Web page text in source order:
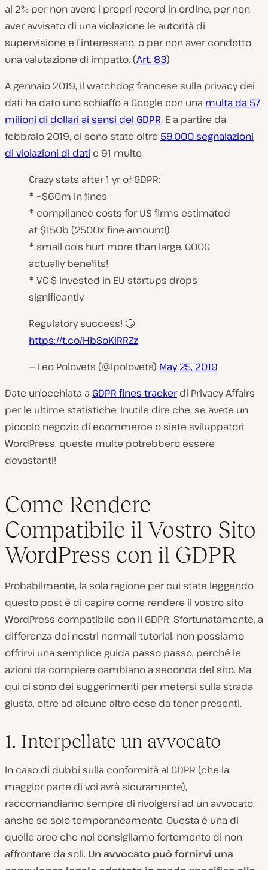
al 2% per non avere i propri record in ordine, per non
aver avvisato di una violazione le autorità di
supervisione e l’interessato, o per non aver condotto
una valutazione di impatto. (Art. 83)
A gennaio 2019, il watchdog francese sulla privacy dei
dati ha dato uno schiaffo a Google con una multa da 57
milioni di dollari ai sensi del GDPR. E a partire da
febbraio 2019, ci sono state oltre 59.000 segnalazioni
di violazioni di dati e 91 multe.
Crazy stats after 1 yr of GDPR:
* ~$60m in fines
* compliance costs for US firms estimated
at $150b (2500x fine amount!)
* small co's hurt more than large. GOOG
actually benefits!
* VC $ invested in EU startups drops
significantly
Regulatory success! 🙄
https://t.co/HbSoKlRRZz
— Leo Polovets (@lpolovets) May 25, 2019
Date un’occhiata a GDPR fines trackerdi Privacy Affairs
per le ultime statistiche. Inutile dire che, se avete un
piccolo negozio di ecommerce o siete sviluppatori
WordPress, queste multe potrebbero essere
devastanti!
Come Rendere
Compatibile il Vostro Sito
WordPress con il GDPR
Probabilmente, la sola ragione per cui state leggendo
questo post è di capire come rendere il vostro sito
WordPress compatibile con il GDPR. Sfortunatamente, a
differenza dei nostri normali tutorial, non possiamo
offrirvi una semplice guida passo passo, perché le
azioni da compiere cambiano a seconda del sito. Ma
qui ci sono dei suggerimenti per metersi sulla strada
giusta, oltre ad alcune altre cose da tener presenti.
1. Interpellate un avvocato
In caso di dubbi sulla conformità al GDPR (che la
maggior parte di voi avrà sicuramente),
raccomandiamo sempre di rivolgersi ad un avvocato,
anche se solo temporaneamente. Questa è una di
quelle aree che noi consigliamo fortemente di non
affrontare da soli. Un avvocato può fornirvi una